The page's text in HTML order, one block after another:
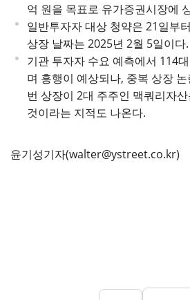
억 원을 목표로 유가증권시장에
일반투자자 대상 청약은 21일부
상장 날짜는 2025년 2월 5일이다.
기관 투자자 수요 예측에서 114
며 흥행이 예상되나, 중복 상장
번 상장이 2대 주주인 맥쿼리자
것이라는 지적도 나온다.
윤기성기자(walter@ystreet.co.kr)